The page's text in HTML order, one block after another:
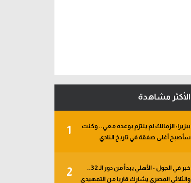
الأكثر مشاهدة
1
بيزيرا: الزمالك لم يلتزم بوعده معي.. وكنت
سأصبح أغلى صفقة في تاريخ النادي
2
خبر في الجول - الأهلي يبدأ من دور الـ 32..
والثلاثي المصري يشارك قاريا من التمهيدي